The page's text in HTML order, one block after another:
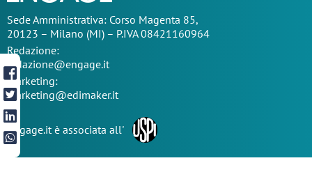
SedeAmministrativa: Corso Magenta 85,
20123 – Milano (MI) – P.IVA 08421160964
Redazione:
redazione@engage.it
Marketing:
marketing@edimaker.it
Engage.it è associata all'